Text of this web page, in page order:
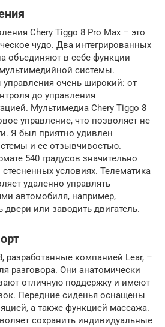
Chery Tiggo 8 Pro Max – это
чудо. Два интегрированных
объединяют в себе функции
системы.
очень широкий: от
до управления
Мультимедиа Chery Tiggo 8
управление, что позволяет не
Я был приятно удивлен
и ее отзывчивостью.
540 градусов значительно
стесненных условиях. Телематика
удаленно управлять
автомобиля, например,
или заводить двигатель.
разработанные компанией Lear, –
разговора. Они анатомически
отличную поддержку и имеют
Передние сиденья оснащены
а также функцией массажа.
сохранить индивидуальные